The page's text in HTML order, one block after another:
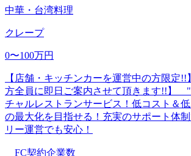
中華・台湾料理
クレープ
0〜100万円
【店舗・キッチンカーを運営中の方限定
方全員に即日ご案内させて頂きます!!】
チャルレストランサービス！低コスト＆
の最大化を目指せる！充実のサポート体
リー運営でも安心！
FC契約企業数